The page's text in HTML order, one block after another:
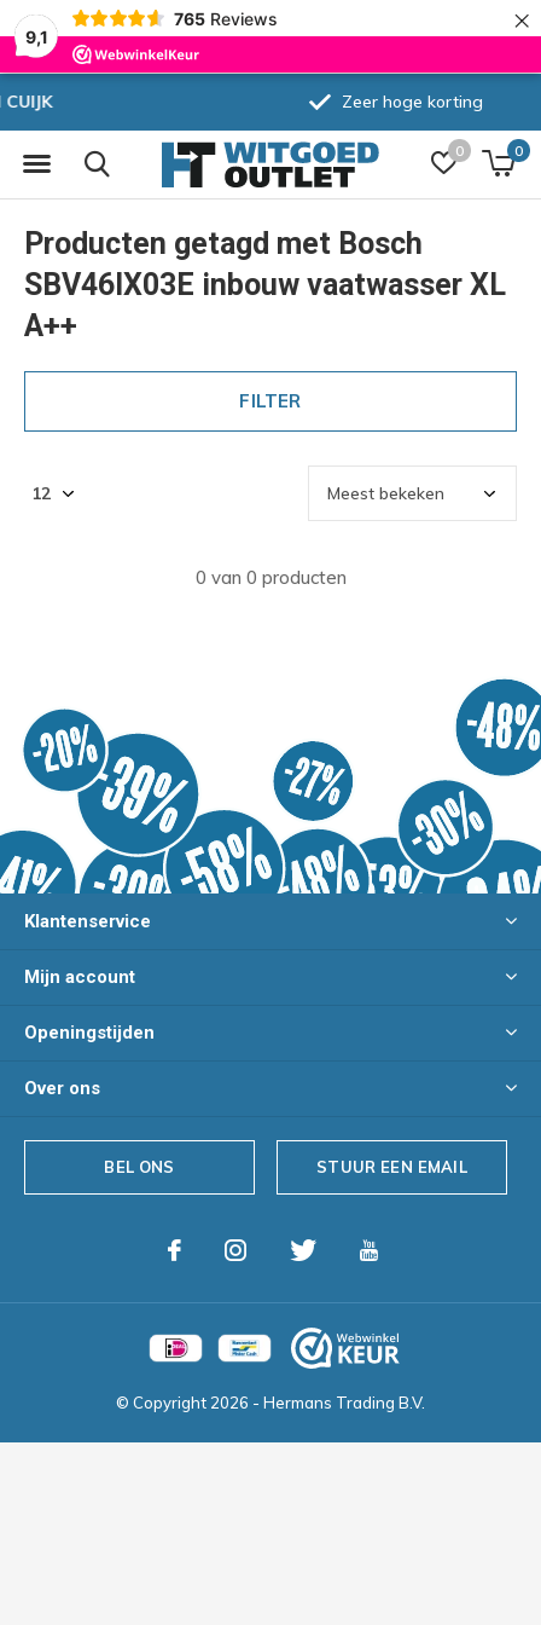
9,1
765 Reviews ×
0 0
Zeer hoge korting
Producten getagd met Bosch
SBV46IX03E inbouw vaatwasser XL
A++
FILTER
0 van 0 producten
Klantenservice
Mijn account
Openingstijden
Over ons
BEL ONS STUUR EEN EMAIL
© Copyright 2026 - Hermans Trading B.V.